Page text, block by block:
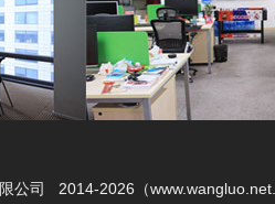
公司 2014-2026（